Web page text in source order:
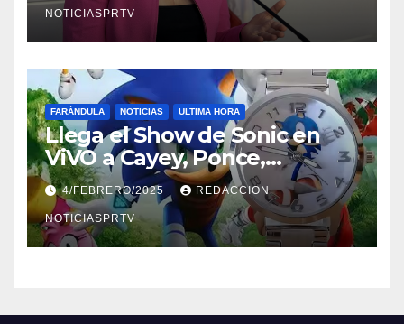
NOTICIASPRTV
FARÁNDULA NOTICIAS ULTIMA HORA
Llega el Show de Sonic en
ViVO a Cayey, Ponce,
Barceloneta y Humacao,
Relojes gratis para el que
compre ahora….
4/FEBRERO/2025 REDACCION
NOTICIASPRTV